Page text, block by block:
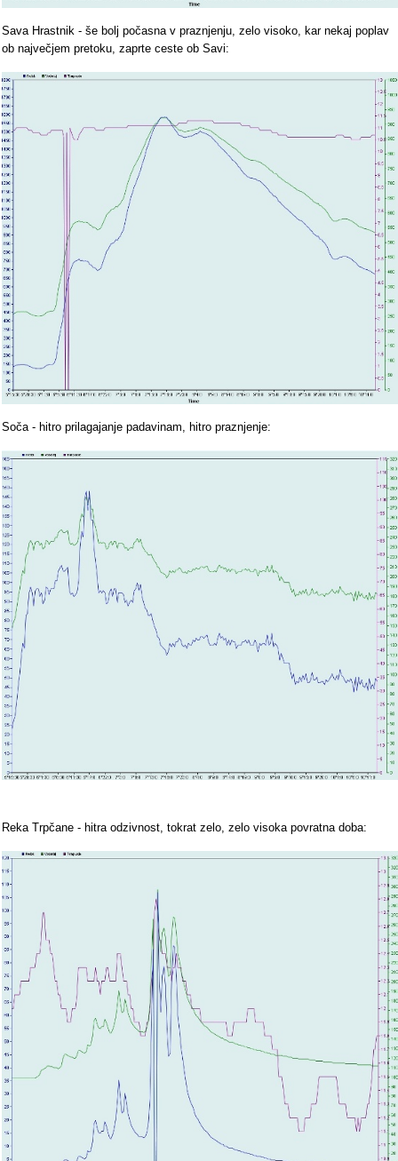
Sava Hrastnik - še bolj počasna v praznjenju, zelo visoko, kar nekaj poplav
ob največjem pretoku, zaprte ceste ob Savi:
Soča - hitro prilagajanje padavinam, hitro praznjenje:
Reka Trpčane - hitra odzivnost, tokrat zelo, zelo visoka povratna doba: